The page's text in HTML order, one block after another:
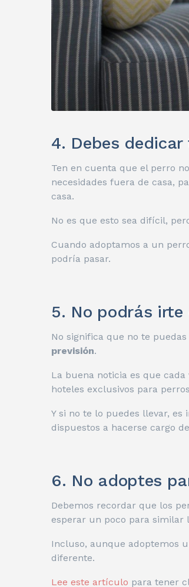
4. Debes
Ten en cuenta que el perro
necesidades fuera de casa,
casa.
No es que esto sea difícil,
Cuando adoptamos a un
podría pasar.
5. No podrás irte
No significa que no te
previsión.
La buena noticia es que
hoteles exclusivos para
Y si no te lo puedes llevar,
dispuestos a hacerse cargo
6. No adoptes
Debemos recordar que los
esperar un poco para similar
Incluso, aunque adoptemos
diferente.
Lee este artículo para tener